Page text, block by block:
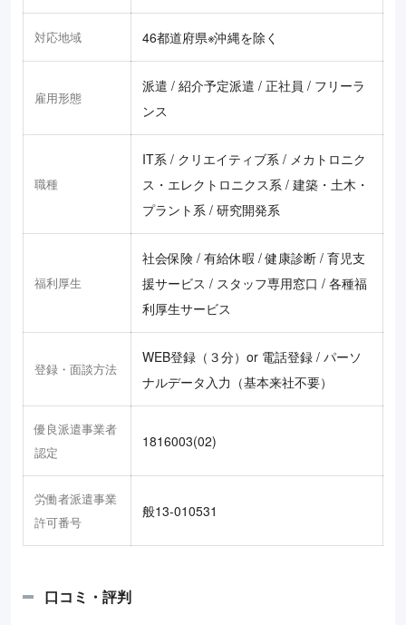
対応地域 46都道府県※沖縄を除く
雇用形態
派遣 / 紹介予定派遣 / 正社員 / フリーラ
ンス
職種
IT系 / クリエイティブ系 / メカトロニク
ス・エレクトロニクス系 / 建築・土木・
プラント系 / 研究開発系
福利厚生
社会保険 / 有給休暇 / 健康診断 / 育児支
援サービス / スタッフ専用窓口 / 各種福
利厚生サービス
登録・面談方法
WEB登録（３分）or 電話登録 / パーソ
ナルデータ入力（基本来社不要）
優良派遣事業者
認定
1816003(02)
労働者派遣事業
許可番号
般13-010531
口コミ・評判